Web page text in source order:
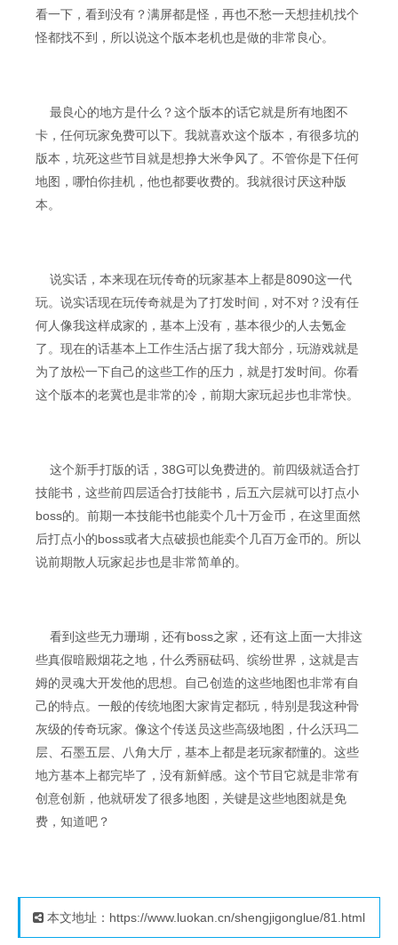
看一下，看到没有？满屏都是怪，再也不愁一天想挂机找个
怪都找不到，所以说这个版本老机也是做的非常良心。
最良心的地方是什么？这个版本的话它就是所有地图不
卡，任何玩家免费可以下。我就喜欢这个版本，有很多坑的
版本，坑死这些节目就是想挣大米争风了。不管你是下任何
地图，哪怕你挂机，他也都要收费的。我就很讨厌这种版
本。
说实话，本来现在玩传奇的玩家基本上都是8090这一代
玩。说实话现在玩传奇就是为了打发时间，对不对？没有任
何人像我这样成家的，基本上没有，基本很少的人去氪金
了。现在的话基本上工作生活占据了我大部分，玩游戏就是
为了放松一下自己的这些工作的压力，就是打发时间。你看
这个版本的老冀也是非常的冷，前期大家玩起步也非常快。
这个新手打版的话，38G可以免费进的。前四级就适合打
技能书，这些前四层适合打技能书，后五六层就可以打点小
boss的。前期一本技能书也能卖个几十万金币，在这里面然
后打点小的boss或者大点破损也能卖个几百万金币的。所以
说前期散人玩家起步也是非常简单的。
看到这些无力珊瑚，还有boss之家，还有这上面一大排这
些真假暗殿烟花之地，什么秀丽砝码、缤纷世界，这就是吉
姆的灵魂大开发他的思想。自己创造的这些地图也非常有自
己的特点。一般的传统地图大家肯定都玩，特别是我这种骨
灰级的传奇玩家。像这个传送员这些高级地图，什么沃玛二
层、石墨五层、八角大厅，基本上都是老玩家都懂的。这些
地方基本上都完毕了，没有新鲜感。这个节目它就是非常有
创意创新，他就研发了很多地图，关键是这些地图就是免
费，知道吧？
本文地址：https://www.luokan.cn/shengjigonglue/81.html